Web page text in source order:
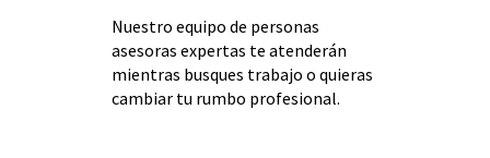
Nuestro equipo de personas
asesoras expertas te atenderán
mientras busques trabajo o quieras
cambiar tu rumbo profesional.